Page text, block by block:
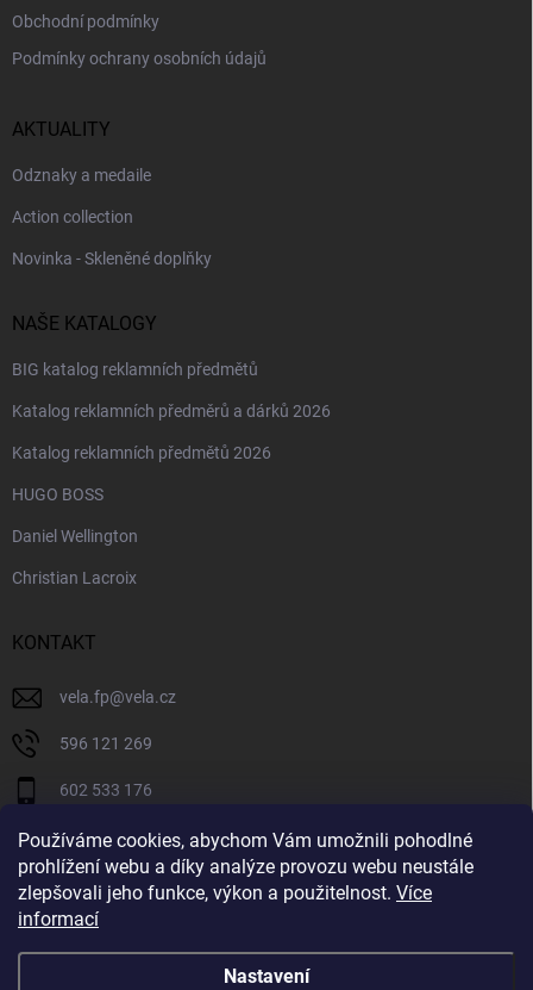
Používáme cookies, abychom Vám umožnili pohodlné
prohlížení webu a díky analýze provozu webu neustále
zlepšovali jeho funkce, výkon a použitelnost. Více
informací
Nastavení
Obchodní podmínky
Podmínky ochrany osobních údajů
AKTUALITY
Odznaky a medaile
Action collection
Novinka - Skleněné doplňky
NAŠE KATALOGY
BIG katalog reklamních předmětů
Katalog reklamních předměrů a dárků 2026
Katalog reklamních předmětů 2026
HUGO BOSS
Daniel Wellington
Christian Lacroix
KONTAKT
vela.fp@vela.cz
596 121 269
602 533 176
VELA CZECH
velaczech
https://www.youtube.com/@velaczech